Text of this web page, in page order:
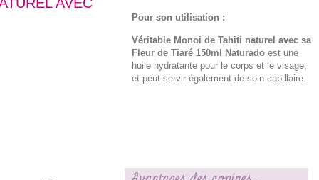
Pour son utilisation :
Véritable Monoi de Tahiti naturel avec sa
Fleur de Tiaré 150ml Naturadoest une
huile hydratante pour le corps et le visage,
et peut servir également de soin capillaire.